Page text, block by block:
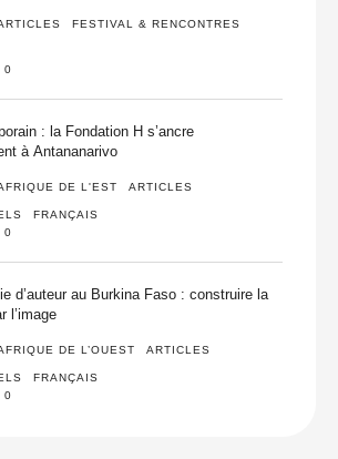
FESTIVAL & RENCONTRES
0
: la Fondation H s’ancre
à Antananarivo
DE L'EST ARTICLES
FRANÇAIS
0
d’auteur au Burkina Faso : construire la
l’image
DE L’OUEST ARTICLES
FRANÇAIS
0